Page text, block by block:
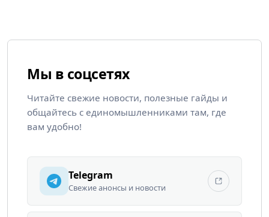
Мы в соцсетях
Читайте свежие новости, полезные гайды и
общайтесь с единомышленниками там, где
вам удобно!
Telegram
Свежие анонсы и новости